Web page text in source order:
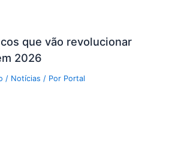
que vão revolucionar
2026
/ Notícias / Por Portal